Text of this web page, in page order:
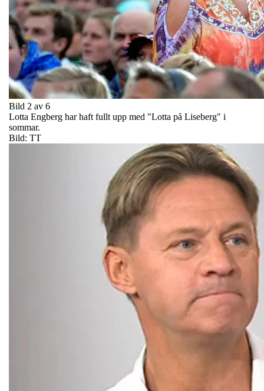
Bild 2 av 6
Lotta Engberg har haft fullt upp med "Lotta på Liseberg" i
sommar.
Bild: TT